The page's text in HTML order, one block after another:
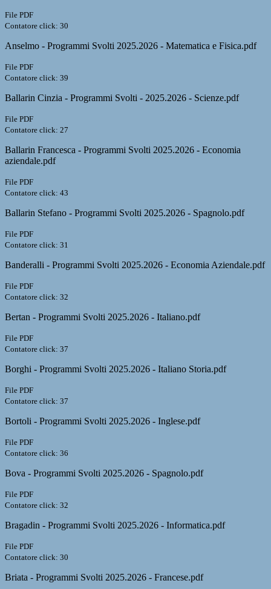
File PDF
Contatore click: 30
Anselmo - Programmi Svolti 2025.2026 - Matematica e Fisica.pdf
File PDF
Contatore click: 39
Ballarin Cinzia - Programmi Svolti - 2025.2026 - Scienze.pdf
File PDF
Contatore click: 27
Ballarin Francesca - Programmi Svolti 2025.2026 - Economia
aziendale.pdf
File PDF
Contatore click: 43
Ballarin Stefano - Programmi Svolti 2025.2026 - Spagnolo.pdf
File PDF
Contatore click: 31
Banderalli - Programmi Svolti 2025.2026 - Economia Aziendale.pdf
File PDF
Contatore click: 32
Bertan - Programmi Svolti 2025.2026 - Italiano.pdf
File PDF
Contatore click: 37
Borghi - Programmi Svolti 2025.2026 - Italiano Storia.pdf
File PDF
Contatore click: 37
Bortoli - Programmi Svolti 2025.2026 - Inglese.pdf
File PDF
Contatore click: 36
Bova - Programmi Svolti 2025.2026 - Spagnolo.pdf
File PDF
Contatore click: 32
Bragadin - Programmi Svolti 2025.2026 - Informatica.pdf
File PDF
Contatore click: 30
Briata - Programmi Svolti 2025.2026 - Francese.pdf